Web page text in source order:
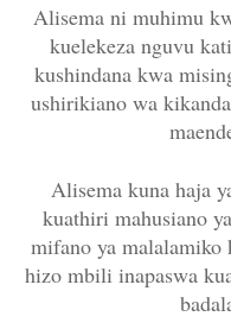
Alisema ni muhimu
kuelekeza nguvu
kushindana kwa
ushirikiano wa
Alisema kuna haja
kuathiri mahusiano
mifano ya malalamiko
hizo mbili inapaswa